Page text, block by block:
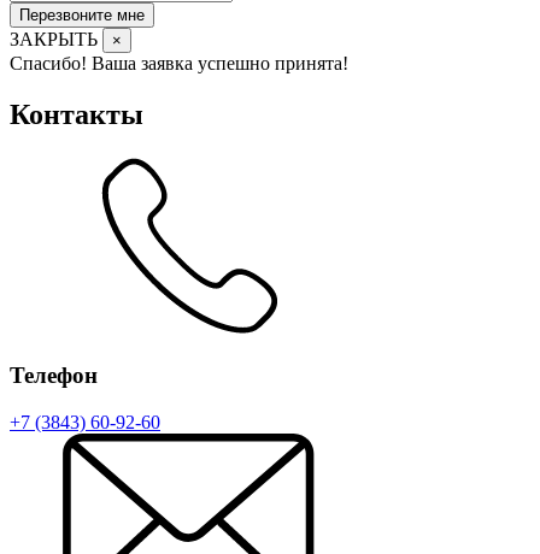
Перезвоните мне
ЗАКРЫТЬ ×
Спасибо! Ваша заявка успешно принята!
Контакты
Телефон
+7 (3843) 60-92-60